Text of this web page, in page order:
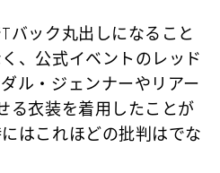
バック丸出しになること
、公式イベントのレッド
ル・ジェンナーやリアー
る衣装を着用したことが
はこれほどの批判はでな